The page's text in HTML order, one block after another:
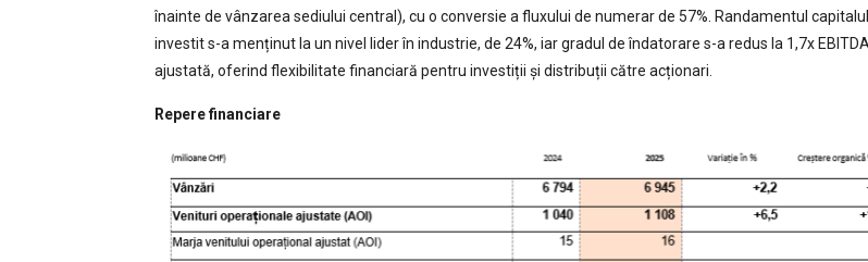
înainte de vânzarea sediului central), cu o conversie a fluxului de numerar de 57%. Randamentul
investit s-a menținut la un nivel lider în industrie, de 24%, iar gradul de îndatorare s-a redus la 1,7x
ajustată, oferind flexibilitate financiară pentru investiții și distribuții către acționari.
Repere financiare